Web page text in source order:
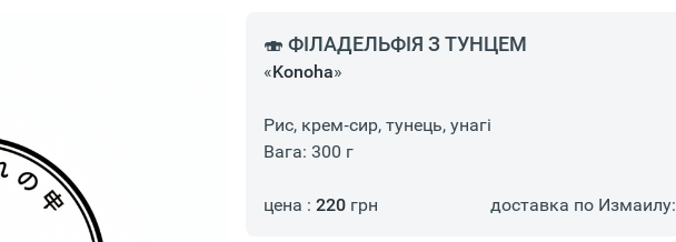
🍣 ФІЛАДЕЛЬФІЯ З ТУНЦЕМ
«Konoha»
Рис, крем‑сир, тунець, унагі
Вага: 300 г
цена : 220грн доставка по Измаилу: